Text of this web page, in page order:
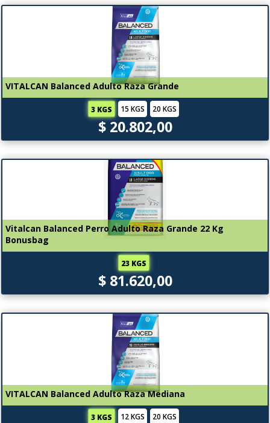
VITALCAN Balanced Adulto Raza Grande
3 KGS 15 KGS 20 KGS
$ 20.802,00
Vitalcan Balanced Perro Adulto Raza Grande 22 Kg
Bonusbag
23 KGS
$ 81.620,00
VITALCAN Balanced Adulto Raza Mediana
3 KGS 12 KGS 20 KGS